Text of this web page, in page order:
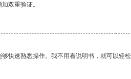
双重验证。
快速熟悉操作。我不用看说明书，就可以轻松